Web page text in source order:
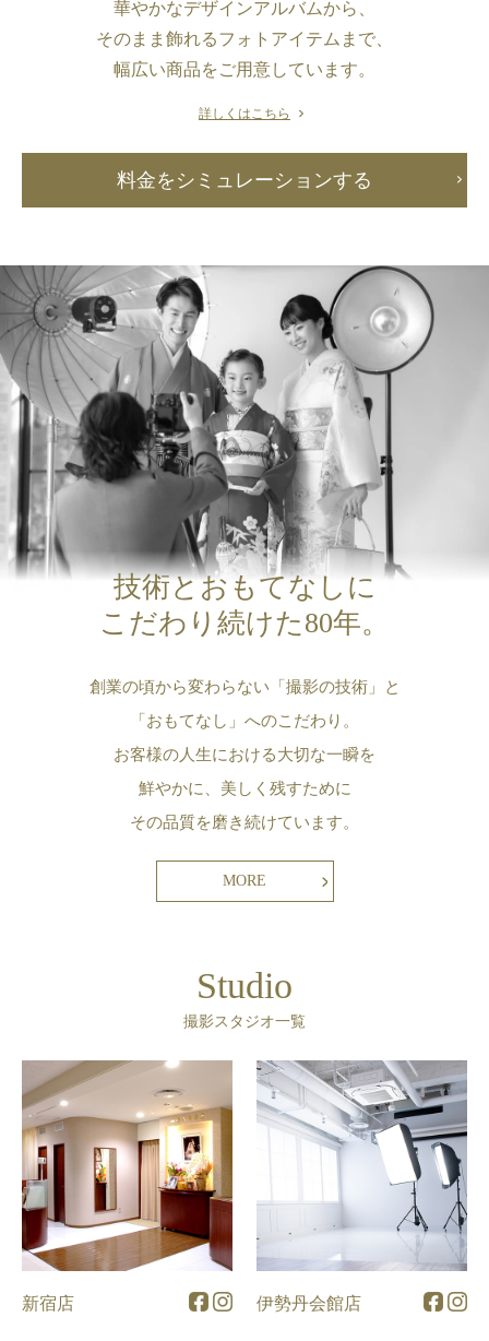
華やかなデザインアルバムから、
そのまま飾れるフォトアイテムまで、
幅広い商品をご用意しています。
詳しくはこちら
料金をシミュレーションする
技術とおもてなしに
こだわり続けた80年。
創業の頃から変わらない「撮影の技術」と
「おもてなし」へのこだわり。
お客様の人生における大切な一瞬を
鮮やかに、美しく残すために
その品質を磨き続けています。
MORE
Studio
撮影スタジオ一覧
新宿店 伊勢丹会館店